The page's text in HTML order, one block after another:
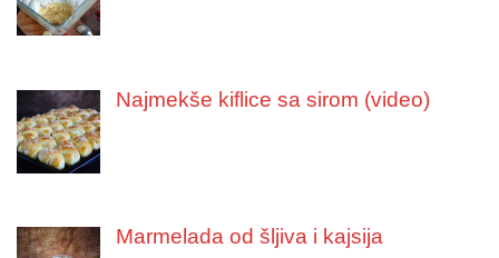
Najmekše kiflice sa sirom (video)
Marmelada od šljiva i kajsija